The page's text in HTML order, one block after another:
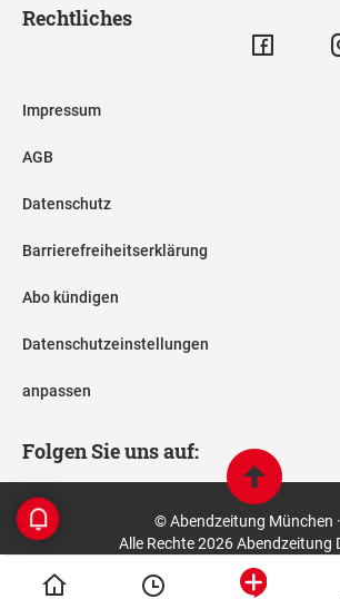
Rechtliches
Impressum
AGB
Datenschutz
Barrierefreiheitserklärung
Abo kündigen
Datenschutzeinstellungen
anpassen
Folgen Sie uns auf:
© Abendzeitung München ·
Alle Rechte 2026 Abendzeitung